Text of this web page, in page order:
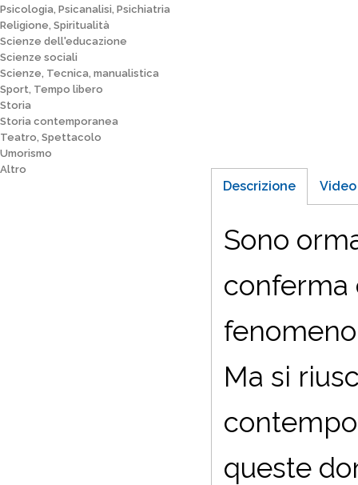
Psicologia, Psicanalisi, Psichiatria
Religione, Spiritualità
Scienze dell'educazione
Scienze sociali
Scienze, Tecnica, manualistica
Sport, Tempo libero
Storia
Storia contemporanea
Teatro, Spettacolo
Umorismo
Altro
Descrizione Video
Sono
conferma
Ma si
queste